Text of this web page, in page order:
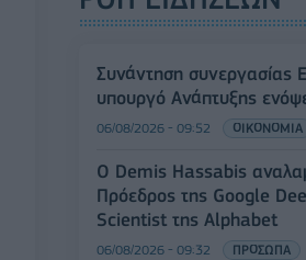
Συνάντηση συνεργασίας
υπουργό Ανάπτυξης
06/08/2026 - 09:52 ΟΙΚΟΝΟΜΙΑ
Ο Demis Hassabis
Πρόεδρος της Google
Scientist της Alphabet
06/08/2026 - 09:32 ΠΡΟΣΩΠΑ